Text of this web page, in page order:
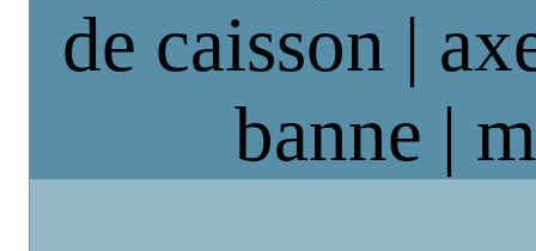
de caisson |
banne |